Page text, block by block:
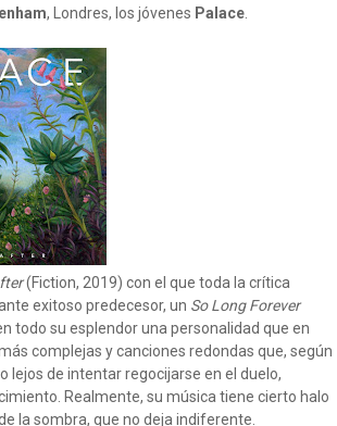
, Londres, los jóvenes Palace
(Fiction, 2019) con el que toda la crítica
exitoso predecesor, un So Long Forever
todo su esplendor una personalidad que en
complejas y canciones redondas que, según
lejos de intentar regocijarse en el duelo,
Realmente, su música tiene cierto halo
la sombra, que no deja indiferente.